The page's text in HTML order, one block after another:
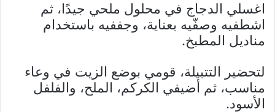
اغسلي الدجاج في محلول ملحي جيدًا، ثم
اشطفيه وصفّيه بعناية، وجففيه باستخدام
مناديل المطبخ.
لتحضير التتبيلة، قومي بوضع الزيت في وعاء
مناسب، ثم أضيفي الكركم، الملح، والفلفل
الأسود.